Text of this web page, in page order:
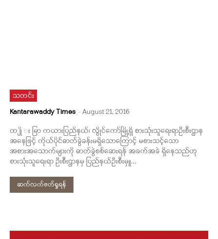
သတင်း
Kantarawaddy Times -August 21, 2016
ထ ျို း မြာ ကယားပြည်နယ်၊ လွိုင်ကော်မြို့ရှိ စားသုံးသူရေးရာဦးစီးဌာန
အနေဖြင့် ကိုယ်ပိုင်ဓာတ်ခွဲခန်းမရှိသောကြောင့် မစားသင့်သော
အစားအသောက်များကို ဓာတ်ခွဲစစ်ဆေးရန် အခက်အခဲ ရှိနေသည်ဟု
စားသုံးသူရေးရာ ဦးစီးဌာနမှ ပြည်နယ်ဦးစီးမှူ...
ဆက်လက်ဖတ်ရှုရန်